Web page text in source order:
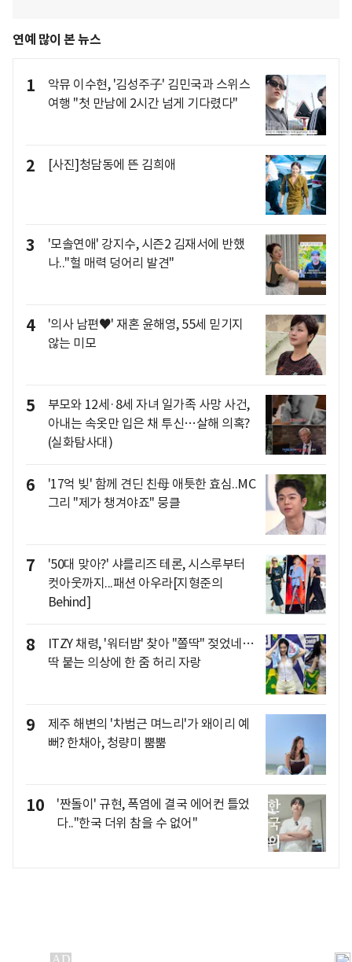
연예 많이 본 뉴스
1
악뮤 이수현, '김성주子' 김민국과 스위스
여행 "첫 만남에 2시간 넘게 기다렸다"
2 [사진]청담동에 뜬 김희애
3
'모솔연애' 강지수, 시즌2 김재서에 반했
나.."헐 매력 덩어리 발견"
4
'의사 남편♥' 재혼 윤해영, 55세 믿기지
않는 미모
5
부모와 12세·8세 자녀 일가족 사망 사건,
아내는 속옷만 입은 채 투신…살해 의혹?
(실화탐사대)
6
'17억 빚' 함께 견딘 친母 애틋한 효심..MC
그리 "제가 챙겨야죠" 뭉클
7
'50대 맞아?' 샤를리즈 테론, 시스루부터
컷아웃까지...패션 아우라[지형준의
Behind]
8
ITZY 채령, '워터밤' 찾아 "쫄딱" 젖었네…
딱 붙는 의상에 한 줌 허리 자랑
9
제주 해변의 '차범근 며느리'가 왜이리 예
뻐? 한채아, 청량미 뿜뿜
10
'짠돌이' 규현, 폭염에 결국 에어컨 틀었
다.."한국 더위 참을 수 없어"